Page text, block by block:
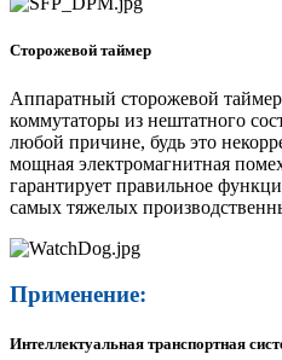
Сторожевой таймер
Аппаратный сторожевой таймер
коммутаторы из нештатного
любой причине, будь это
мощная электромагнитная
гарантирует правильное
самых тяжелых
Применение:
Интеллектуальная транспортная